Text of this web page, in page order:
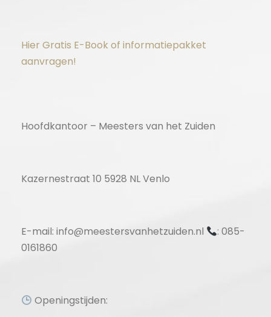
Hier Gratis E-Book of informatiepakket
aanvragen!
Hoofdkantoor – Meesters van het Zuiden
Kazernestraat 10 5928 NL Venlo
E-mail: info@meestersvanhetzuiden.nl
: 085-
0161860
Openingstijden: